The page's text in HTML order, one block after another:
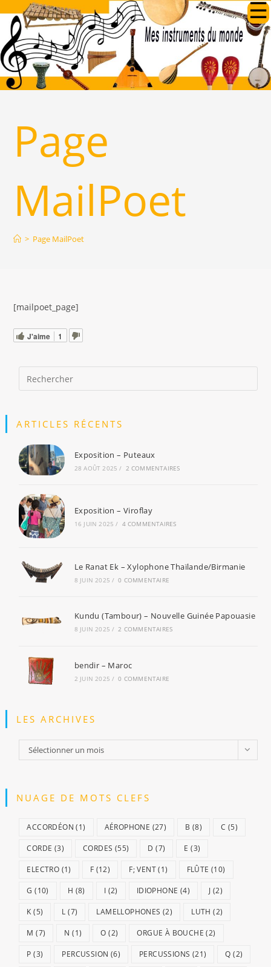
content
Page
MailPoet
> Page MailPoet
[mailpoet_page]
J'aime 1
ARTICLES RÉCENTS
Exposition – Puteaux
28 AOÛT 2025 / 2 COMMENTAIRES
Exposition – Viroflay
16 JUIN 2025 / 4 COMMENTAIRES
Le Ranat Ek – Xylophone Thaïlande/Birmanie
8 JUIN 2025 / 0 COMMENTAIRE
Kundu (Tambour) – Nouvelle Guinée Papouasie
8 JUIN 2025 / 2 COMMENTAIRES
bendir – Maroc
2 JUIN 2025 / 0 COMMENTAIRE
LES ARCHIVES
Les
archives
Sélectionner un mois
NUAGE DE MOTS CLEFS
ACCORDÉON (1) AÉROPHONE (27) B (8) C (5)
CORDE (3) CORDES (55) D (7) E (3)
ELECTRO (1) F (12) F; VENT(1) FLÛTE (10)
G (10) H (8) I (2) IDIOPHONE (4) J (2)
K (5) L (7) LAMELLOPHONES (2) LUTH (2)
M (7) N (1) O (2) ORGUE À BOUCHE (2)
P (3) PERCUSSION (6) PERCUSSIONS (21) Q (2)